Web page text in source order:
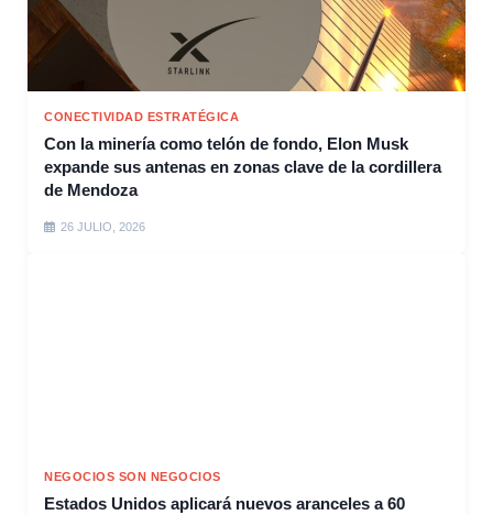
CONECTIVIDAD ESTRATÉGICA
Con la minería como telón de fondo, Elon Musk
expande sus antenas en zonas clave de la cordillera
de Mendoza
26 JULIO, 2026
NEGOCIOS SON NEGOCIOS
Estados Unidos aplicará nuevos aranceles a 60